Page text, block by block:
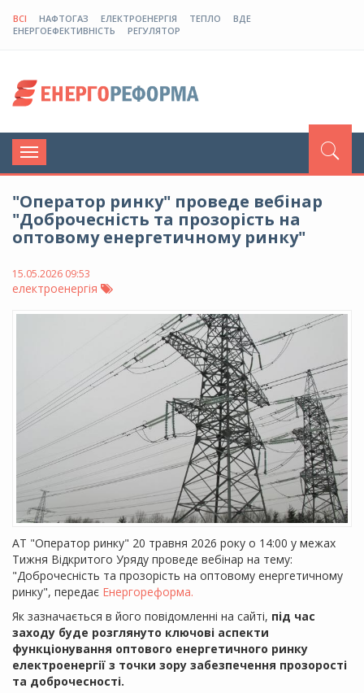
ВСІ НАФТОГАЗ ЕЛЕКТРОЕНЕРГІЯ ТЕПЛО
ВДЕ
ЕНЕРГОЕФЕКТИВНІСТЬ
РЕГУЛЯТОР
Toggle
navigation
"Оператор ринку" проведе вебінар
"Доброчесність та прозорість на
оптовому енергетичному ринку"
15.05.2026 09:53
електроенергія
АТ "Оператор ринку" 20 травня 2026 року о 14:00 у межах
Тижня Відкритого Уряду проведе вебінар на тему:
"Доброчесність та прозорість на оптовому енергетичному
ринку", передає Енергореформа.
Як зазначається в його повідомленні на сайті, під час
заходу буде розглянуто ключові аспекти
функціонування оптового енергетичного ринку
електроенергії з точки зору забезпечення прозорості
та доброчесності.